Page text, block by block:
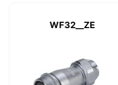
WF32__ZE